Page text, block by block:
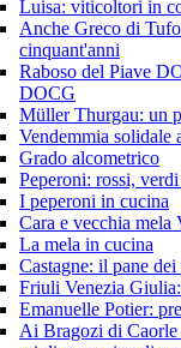
Luisa: viticoltori in
Anche Greco di
cinquant'anni
Raboso del Piave
DOCG
Müller Thurgau: un
Vendemmia solidale
Grado alcometrico
Peperoni: rossi,
I peperoni in cucina
Cara e vecchia mela
La mela in cucina
Castagne: il pane
Friuli Venezia
Emanuelle Potier:
Ai Bragozi di